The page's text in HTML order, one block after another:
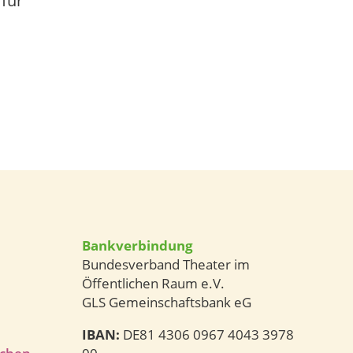
Bankverbindung
Bundesverband Theater im
Öffentlichen Raum e.V.
GLS Gemeinschaftsbank eG
IBAN: DE81 4306 0967 4043 3978